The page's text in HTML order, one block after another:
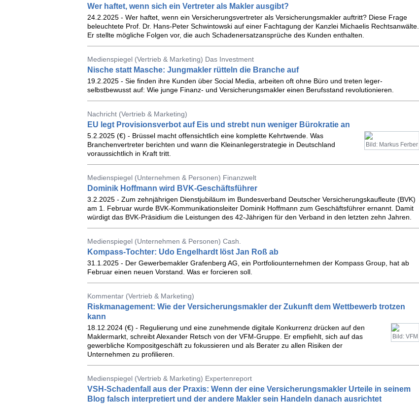
Wer haftet, wenn sich ein Vertreter als Makler ausgibt?
24.2.2025 - Wer haftet, wenn ein Versicherungsvertreter als Versicherungsmakler auftritt? Diese Frage
beleuchtete Prof. Dr. Hans-Peter Schwintowski auf einer Fachtagung der Kanzlei Michaelis Rechtsanwälte.
Er stellte mögliche Folgen vor, die auch Schadenersatzansprüche des Kunden enthalten.
Medienspiegel (Vertrieb & Marketing) Das Investment
Nische statt Masche: Jungmakler rütteln die Branche auf
19.2.2025 - Sie finden ihre Kunden über Social Media, arbeiten oft ohne Büro und treten leger-
selbstbewusst auf: Wie junge Finanz- und Versicherungsmakler einen Berufsstand revolutionieren.
Nachricht (Vertrieb & Marketing)
EU legt Provisionsverbot auf Eis und strebt nun weniger Bürokratie an
Bild: Markus Ferber
5.2.2025 (€) - Brüssel macht offensichtlich eine komplette Kehrtwende. Was
Branchenvertreter berichten und wann die Kleinanlegerstrategie in Deutschland
voraussichtlich in Kraft tritt.
Medienspiegel (Unternehmen & Personen) Finanzwelt
Dominik Hoffmann wird BVK-Geschäftsführer
3.2.2025 - Zum zehnjährigen Dienstjubiläum im Bundesverband Deutscher Versicherungskaufleute (BVK)
am 1. Februar wurde BVK-Kommunikationsleiter Dominik Hoffmann zum Geschäftsführer ernannt. Damit
würdigt das BVK-Präsidium die Leistungen des 42-Jährigen für den Verband in den letzten zehn Jahren.
Medienspiegel (Unternehmen & Personen) Cash.
Kompass-Tochter: Udo Engelhardt löst Jan Roß ab
31.1.2025 - Der Gewerbemakler Grafenberg AG, ein Portfoliounternehmen der Kompass Group, hat ab
Februar einen neuen Vorstand. Was er forcieren soll.
Kommentar (Vertrieb & Marketing)
Riskmanagement: Wie der Versicherungsmakler der Zukunft dem Wettbewerb trotzen
kann
Bild: VFM
18.12.2024 (€) - Regulierung und eine zunehmende digitale Konkurrenz drücken auf den
Maklermarkt, schreibt Alexander Retsch von der VFM-Gruppe. Er empfiehlt, sich auf das
gewerbliche Kompositgeschäft zu fokussieren und als Berater zu allen Risiken der
Unternehmen zu profilieren.
Medienspiegel (Vertrieb & Marketing) Expertenreport
VSH-Schadenfall aus der Praxis: Wenn der eine Versicherungsmakler Urteile in seinem
Blog falsch interpretiert und der andere Makler sein Handeln danach ausrichtet